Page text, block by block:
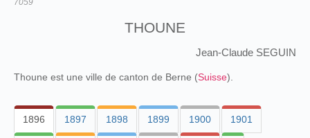
7059
THOUNE
Jean-Claude SEGUIN
Thoune est une ville de canton de Berne (Suisse).
1896 1897 1898 1899 1900 1901